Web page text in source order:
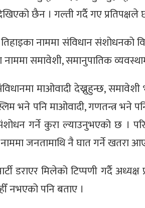
छैन । गल्ती गर्दै गए
नाममा संविधान संशोधनको
समावेशी, समानुपातिक
माओवादी देख्नुहुन्छ,
भने पनि माओवादी, गणतन्त्र भने
गर्ने कुरा ल्याउनुभएको छ ।
जनतामाथि नै घात गर्ने खतरा आए
डराएर मिलेको टिप्पणी गर्दै
नभएको पनि बताए ।